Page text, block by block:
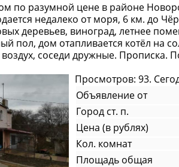
по разумной цене в районе
недалеко от моря, 6 км. до
деревьев, виноград, летнее
пол, дом отапливается котёл на
соседи дружные. Прописка.
Просмотров: 93.
Объявление от
Город ст. п.
Цена (в рублях)
Кол. комнат
Площадь общая